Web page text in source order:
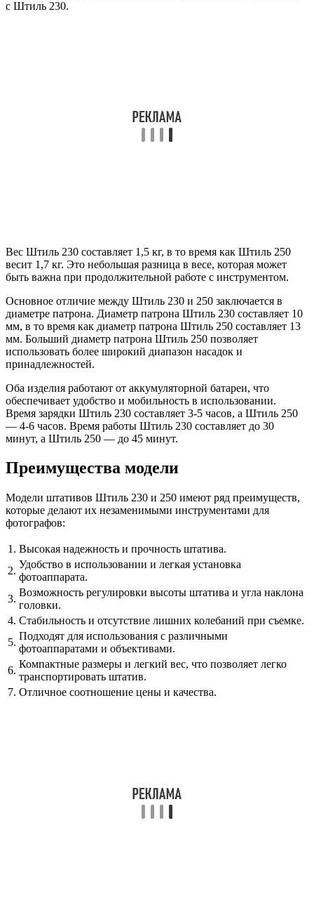
с Штиль 230.
Вес Штиль 230 составляет 1,5 кг, в то время как Штиль 250
весит 1,7 кг. Это небольшая разница в весе, которая может
быть важна при продолжительной работе с инструментом.
Основное отличие между Штиль 230 и 250 заключается в
диаметре патрона. Диаметр патрона Штиль 230 составляет 10
мм, в то время как диаметр патрона Штиль 250 составляет 13
мм. Больший диаметр патрона Штиль 250 позволяет
использовать более широкий диапазон насадок и
принадлежностей.
Оба изделия работают от аккумуляторной батареи, что
обеспечивает удобство и мобильность в использовании.
Время зарядки Штиль 230 составляет 3-5 часов, а Штиль 250
— 4-6 часов. Время работы Штиль 230 составляет до 30
минут, а Штиль 250 — до 45 минут.
Преимущества модели
Модели штативов Штиль 230 и 250 имеют ряд преимуществ,
которые делают их незаменимыми инструментами для
фотографов:
1. Высокая надежность и прочность штатива.
2.
Удобство в использовании и легкая установка
фотоаппарата.
3.
Возможность регулировки высоты штатива и угла наклона
головки.
4. Стабильность и отсутствие лишних колебаний при съемке.
5.
Подходят для использования с различными
фотоаппаратами и объективами.
6.
Компактные размеры и легкий вес, что позволяет легко
транспортировать штатив.
7. Отличное соотношение цены и качества.